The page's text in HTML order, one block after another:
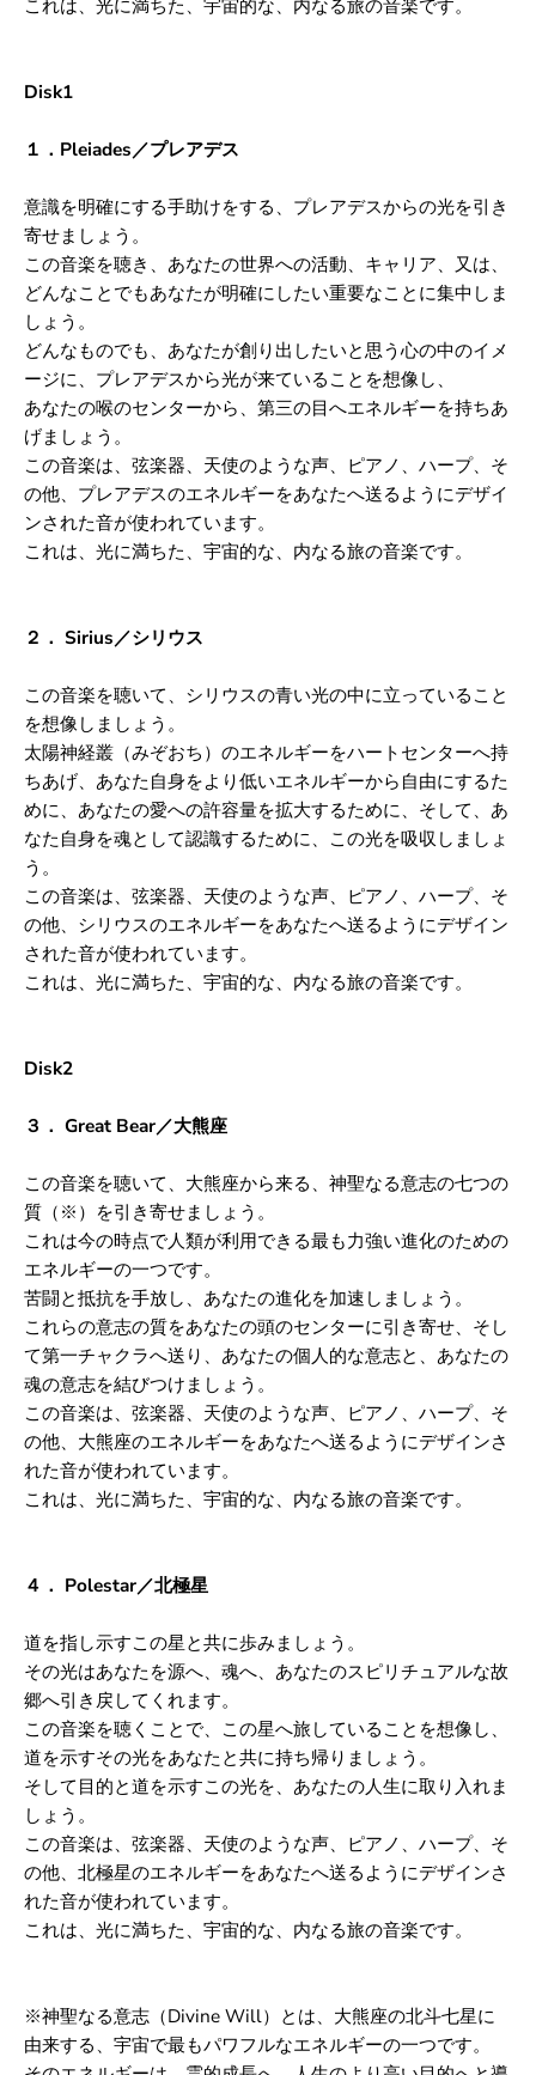
これは、光に満ちた、宇宙的な、内なる旅の音楽です。
Disk1
１．Pleiades／プレアデス
意識を明確にする手助けをする、プレアデスからの光を引き
寄せましょう。
この音楽を聴き、あなたの世界への活動、キャリア、又は、
どんなことでもあなたが明確にしたい重要なことに集中しま
しょう。
どんなものでも、あなたが創り出したいと思う心の中のイメ
ージに、 プレアデスから光が来ていることを想像し、
あなたの喉のセンターから、第三の目へエネルギーを持ちあ
げましょう。
この音楽は、弦楽器、天使のような声、ピアノ、ハープ、そ
の他、 プレアデスのエネルギーをあなたへ送るようにデザイ
ンされた音が使われています。
これは、光に満ちた、宇宙的な、内なる旅の音楽です。
２． Sirius／シリウス
この音楽を聴いて、シリウスの青い光の中に立っていること
を想像しましょう。
太陽神経叢（みぞおち）のエネルギーをハートセンターへ持
ちあげ、 あなた自身をより低いエネルギーから自由にするた
めに、あなたの愛への許容量を拡大するために、 そして、あ
なた自身を魂として認識するために、この光を吸収しましょ
う。
この音楽は、弦楽器、天使のような声、ピアノ、ハープ、そ
の他、 シリウスのエネルギーをあなたへ送るようにデザイン
された音が使われています。
これは、光に満ちた、宇宙的な、内なる旅の音楽です。
Disk2
３． Great Bear／大熊座
この音楽を聴いて、大熊座から来る、神聖なる意志の七つの
質（※）を引き寄せましょう。
これは今の時点で人類が利用できる最も力強い進化のための
エネルギーの一つです。
苦闘と抵抗を手放し、あなたの進化を加速しましょう。
これらの意志の質をあなたの頭のセンターに引き寄せ、そし
て第一チャクラへ送り、 あなたの個人的な意志と、あなたの
魂の意志を結びつけましょう。
この音楽は、弦楽器、天使のような声、ピアノ、ハープ、そ
の他、 大熊座のエネルギーをあなたへ送るようにデザインさ
れた音が使われています。
これは、光に満ちた、宇宙的な、内なる旅の音楽です。
４． Polestar／北極星
道を指し示すこの星と共に歩みましょう。
その光はあなたを源へ、魂へ、あなたのスピリチュアルな故
郷へ引き戻してくれます。
この音楽を聴くことで、この星へ旅していることを想像し、
道を示すその光をあなたと共に持ち帰りましょう。
そして目的と道を示すこの光を、あなたの人生に取り入れま
しょう。
この音楽は、弦楽器、天使のような声、ピアノ、ハープ、そ
の他、 北極星のエネルギーをあなたへ送るようにデザインさ
れた音が使われています。
これは、光に満ちた、宇宙的な、内なる旅の音楽です。
※神聖なる意志（Divine Will）とは、大熊座の北斗七星に
由来する、 宇宙で最もパワフルなエネルギーの一つです。